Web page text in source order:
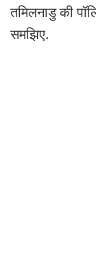
तमिलनाडु की
समझिए.